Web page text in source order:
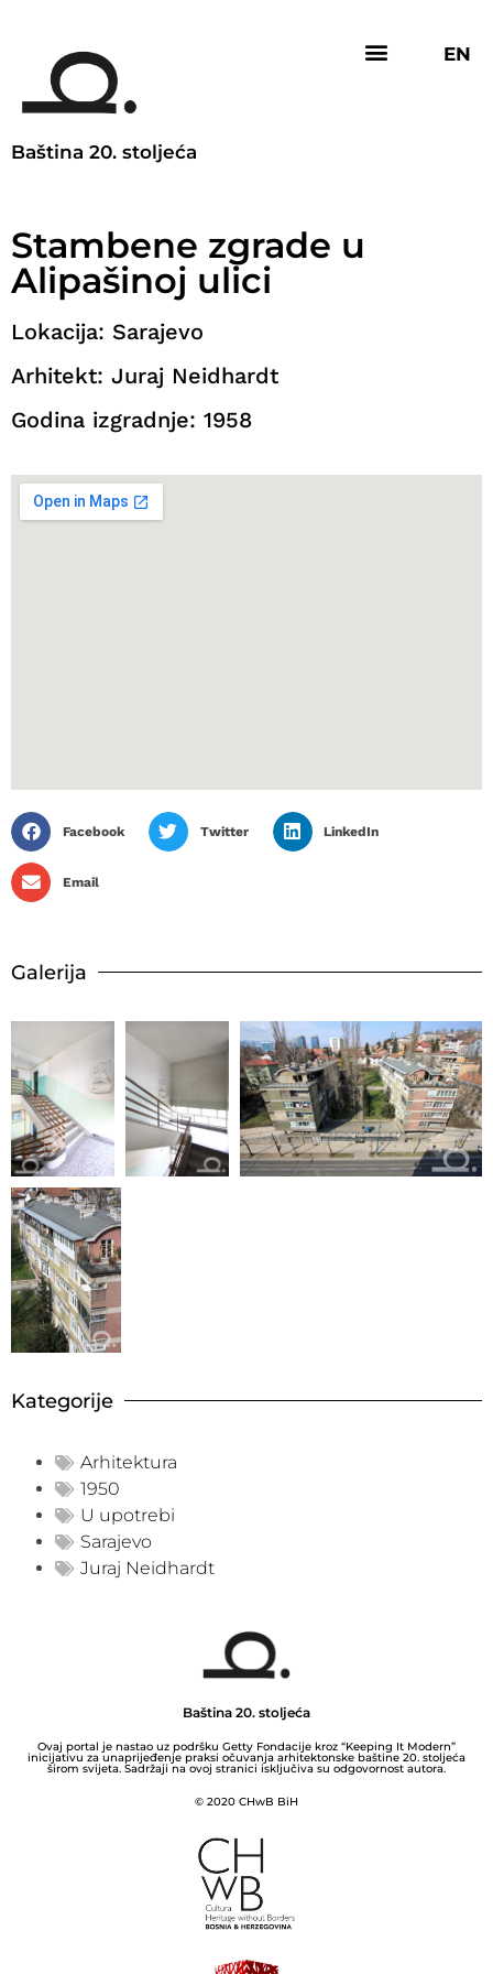
Baština 20. stoljeća
EN
Stambene zgrade u
Alipašinoj ulici
Lokacija: Sarajevo
Arhitekt: Juraj Neidhardt
Godina izgradnje: 1958
Facebook Twitter LinkedIn
Email
Galerija
Kategorije
Arhitektura
1950
U upotrebi
Sarajevo
Juraj Neidhardt
Baština 20. stoljeća
Ovaj portal je nastao uz podršku Getty Fondacije kroz “Keeping It Modern”
inicijativu za unaprijeđenje praksi očuvanja arhitektonske baštine 20. stoljeća
širom svijeta. Sadržaji na ovoj stranici isključiva su odgovornost autora.
© 2020 CHwB BiH